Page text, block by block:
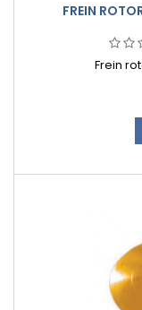
FREIN
Frein